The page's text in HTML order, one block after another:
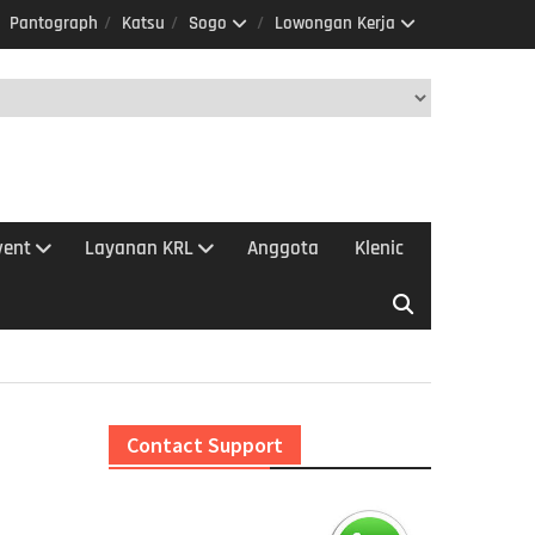
Pantograph Katsu Sogo Lowongan Kerja
Layanan KRL Anggota Klenic
Contact Support